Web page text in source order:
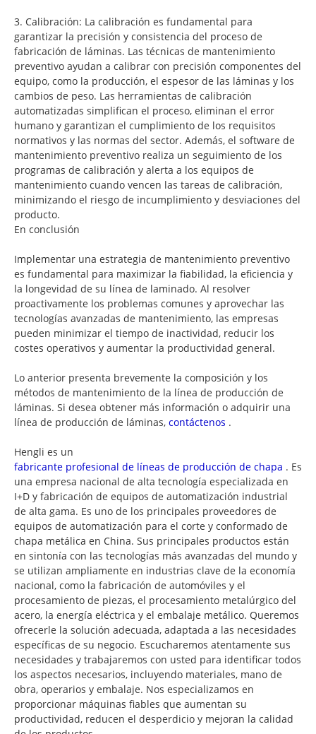
3. Calibración: La calibración es fundamental para
garantizar la precisión y consistencia del proceso de
fabricación de láminas. Las técnicas de mantenimiento
preventivo ayudan a calibrar con precisión componentes del
equipo, como la producción, el espesor de las láminas y los
cambios de peso. Las herramientas de calibración
automatizadas simplifican el proceso, eliminan el error
humano y garantizan el cumplimiento de los requisitos
normativos y las normas del sector. Además, el software de
mantenimiento preventivo realiza un seguimiento de los
programas de calibración y alerta a los equipos de
mantenimiento cuando vencen las tareas de calibración,
minimizando el riesgo de incumplimiento y desviaciones del
producto.
En conclusión
Implementar una estrategia de mantenimiento preventivo
es fundamental para maximizar la fiabilidad, la eficiencia y
la longevidad de su línea de laminado. Al resolver
proactivamente los problemas comunes y aprovechar las
tecnologías avanzadas de mantenimiento, las empresas
pueden minimizar el tiempo de inactividad, reducir los
costes operativos y aumentar la productividad general.
Lo anterior presenta brevemente la composición y los
métodos de mantenimiento de la línea de producción de
láminas. Si desea obtener más información o adquirir una
línea de producción de láminas, contáctenos .
Hengli es un
fabricante profesional de líneas de producción de chapa . Es
una empresa nacional de alta tecnología especializada en
I+D y fabricación de equipos de automatización industrial
de alta gama. Es uno de los principales proveedores de
equipos de automatización para el corte y conformado de
chapa metálica en China. Sus principales productos están
en sintonía con las tecnologías más avanzadas del mundo y
se utilizan ampliamente en industrias clave de la economía
nacional, como la fabricación de automóviles y el
procesamiento de piezas, el procesamiento metalúrgico del
acero, la energía eléctrica y el embalaje metálico. Queremos
ofrecerle la solución adecuada, adaptada a las necesidades
específicas de su negocio. Escucharemos atentamente sus
necesidades y trabajaremos con usted para identificar todos
los aspectos necesarios, incluyendo materiales, mano de
obra, operarios y embalaje. Nos especializamos en
proporcionar máquinas fiables que aumentan su
productividad, reducen el desperdicio y mejoran la calidad